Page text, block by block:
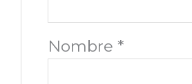
Nombre *